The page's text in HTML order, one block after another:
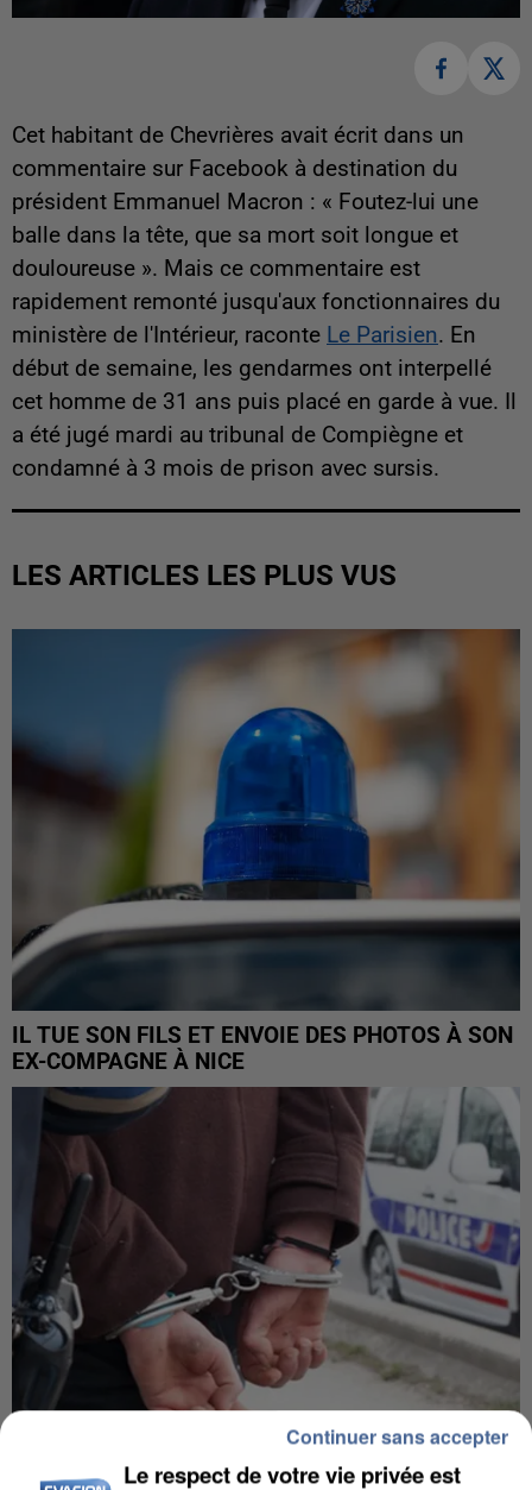
Cet habitant de Chevrières avait écrit dans un
commentaire sur Facebook à destination du
président Emmanuel Macron : « Foutez-lui une
balle dans la tête, que sa mort soit longue et
douloureuse ». Mais ce commentaire est
rapidement remonté jusqu'aux fonctionnaires du
ministère de l'Intérieur, raconte Le Parisien. En
début de semaine, les gendarmes ont interpellé
cet homme de 31 ans puis placé en garde à vue. Il
a été jugé mardi au tribunal de Compiègne et
condamné à 3 mois de prison avec sursis.
LES ARTICLES LES PLUS VUS
IL TUE SON FILS ET ENVOIE DES PHOTOS À SON
EX-COMPAGNE À NICE
Le respect de votre vie privée est
Continuer sans accepter